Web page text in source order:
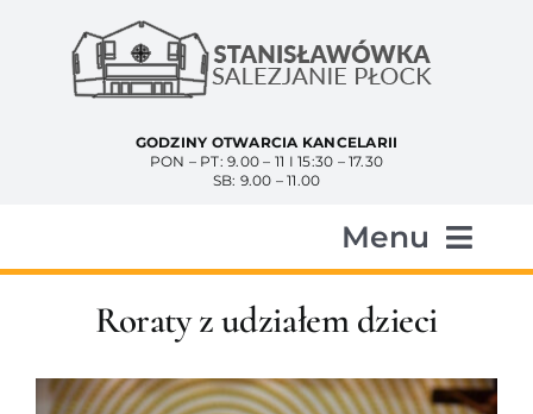
zawartości
GODZINY OTWARCIA KANCELARII
PON – PT: 9.00 – 11 I 15:30 – 17.30
SB: 9.00 – 11.00
Menu
Aktualności
Roraty z udziałem dzieci